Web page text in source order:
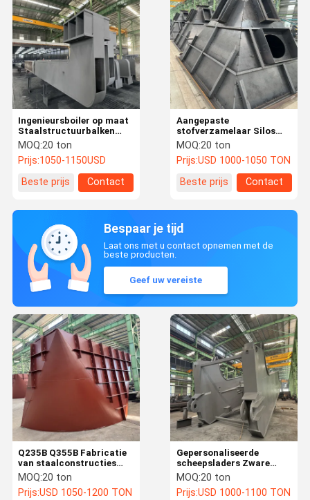
Ingenieursboiler op maat
Staalstructuurbalken
Mechanische apparatuur
MOQ:20 ton
Prijs:1050-1150USD
Beste prijs
Contact
Aangepaste
stofverzamelaar Silos
Kessel Stalen structuur
Voor de bouw van
elektriciteitscentrales
MOQ:20 ton
Prijs:USD 1000-1050 TON
Beste prijs
Contact
Bespaar je tijd
Laat ons met u contact opnemen met de
beste producten.
Geef uw vereiste
Gepersonaliseerde
scheepsladers Zware
staalconstructies
Engineering Machinery
MOQ:20 ton
Prijs:USD 1000-1100 TON
Q235B Q355B Fabricatie
van staalconstructies
Vorming en buiging voor
complexe structuren
MOQ:20 ton
Prijs:USD 1050-1200 TON